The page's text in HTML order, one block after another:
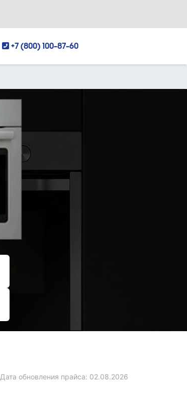
+7 (800) 100-87-60
Дата обновления прайса: 02.08.2026